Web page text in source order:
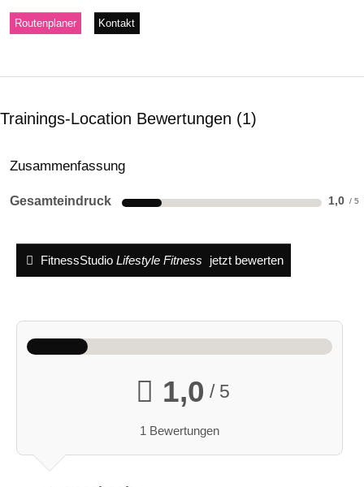
Routenplaner Kontakt
Trainings-Location Bewertungen 1
Zusammenfassung
Gesamteindruck 1,0
FitnessStudio Lifestyle Fitness jetzt bewerten
1,0 / 5
1 Bewertungen